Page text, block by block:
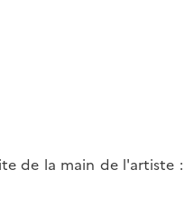
de la main de l'artiste :